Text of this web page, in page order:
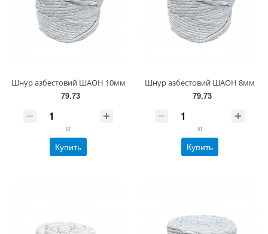
Шнур азбестовий ШАОН 10мм
79.73
кг
Купить
Шнур азбестовий ШАОН 8мм
79.73
кг
Купить